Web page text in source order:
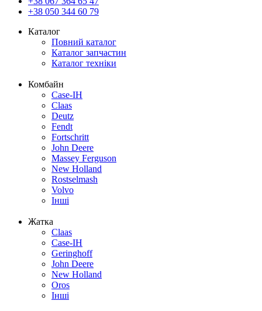
+38 050 344 60 79
Каталог
Повний каталог
Каталог запчастин
Каталог техніки
Комбайн
Case-IH
Claas
Deutz
Fendt
Fortschritt
John Deere
Massey Ferguson
New Holland
Rostselmash
Volvo
Інші
Жатка
Claas
Case-IH
Geringhoff
John Deere
New Holland
Oros
Інші